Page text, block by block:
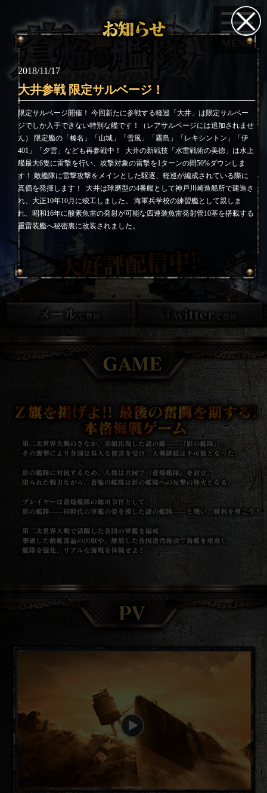
2018/11/17
大井参戦 限定サルベージ！
限定サルベージ開催！ 今回新たに参戦する軽巡「大井」は限定サルベー
ジでしか入手できない特別な艦です！（レアサルベージには追加されませ
ん） 限定艦の「榛名」「山城」「雪風」「霧島」「レキシントン」「伊
401」「夕雲」なども再参戦中！
大井の新戦技「水雷戦術の美徳」は水上
艦最大6隻に雷撃を行い、攻撃対象の雷撃を1ターンの間50%ダウンしま
す！ 敵艦隊に雷撃攻撃をメインとした駆逐、軽巡が編成されている際に
真価を発揮します！
大井は球磨型の4番艦として神戸川崎造船所で建造さ
れ、大正10年10月に竣工しました。 海軍兵学校の練習艦として親しま
れ、昭和16年に酸素魚雷の発射が可能な四連装魚雷発射管10基を搭載する
重雷装艦へ秘密裏に改装されました。